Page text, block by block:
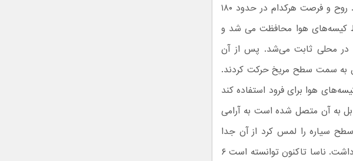
کنجکاوی حتی از مکانیزم فرود جدیدی نیز استفاده می‌کند. روح و فرصت هرکدام در حدود ۱۸۰
کیسه‌های هوا محافظت می شد و
در محلی ثابت می‌شد. پس از آن
به سمت سطح مریخ حرکت کردند.
از این کیسه‌های هوا برای فرود استفاده کند
به آن متصل شده است به آرامی
سیاره را لمس کرد از آن جدا
خواهد شد. روشی جدید که البته ریسک بالایی نیز خواهد داشت. ناسا تاکنون توانسته است ۶